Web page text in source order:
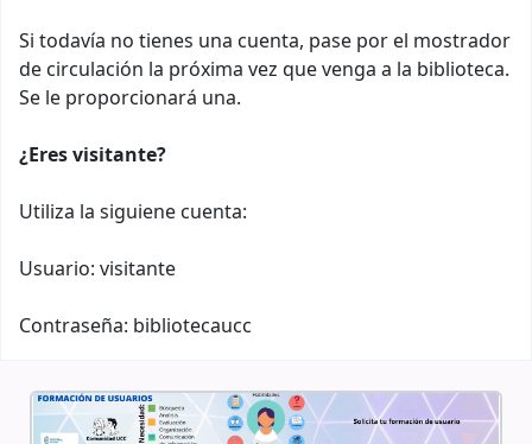
Si todavía no tienes una cuenta, pase por el mostrador
de circulación la próxima vez que venga a la biblioteca.
Se le proporcionará una.
¿Eres visitante?
Utiliza la siguiene cuenta:
Usuario: visitante
Contraseña: bibliotecaucc